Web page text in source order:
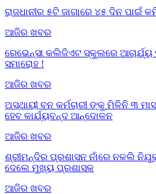
ରାଜଧାନୀର ୫ଟି ଜାଗାରେ ୪୫ ଦିନ
ଆଜିର ଖବର
ରେଭେନ୍ସା କଲିଜିଏଟ ସ୍କୁଲରେ ଆଚାର୍ଯ୍ୟ
ସମାରୋହ !
ଆଜିର ଖବର
ଅସ୍ଥାୟୀ ବନ କର୍ମଚାରୀ ଙ୍କୁ ମିଳିନି ୩
ହେବ କାର୍ଯ୍ୟବନ୍ଦ ଆନ୍ଦୋଳନ
ଆଜିର ଖବର
ଶ୍ରୀମନ୍ଦିର ପ୍ରଶାସନ ନାଁରେ ନକଲି
ଦେଲେ ମୁଖ୍ୟ ପ୍ରଶାସକ
ଆଜିର ଖବର